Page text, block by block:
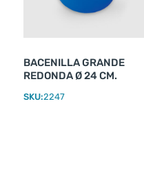
BACENILLA GRANDE
REDONDA Ø 24 CM.
SKU:2247